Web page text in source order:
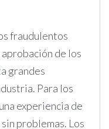
fraudulentos
de los
grandes
Para los
experiencia de
problemas. Los